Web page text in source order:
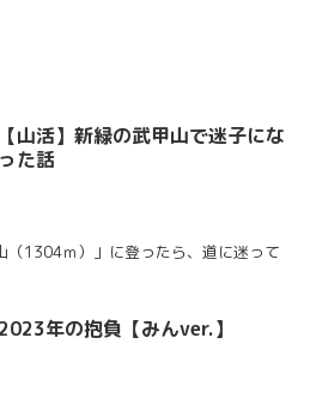
【山活】新緑の武甲山で迷子にな
った話
（1304ｍ）」に登ったら、道に迷って
2023年の抱負【みんver.】